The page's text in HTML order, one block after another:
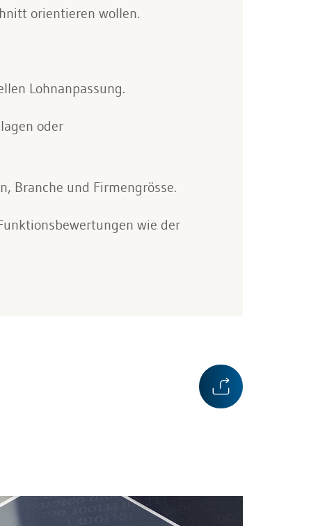
orientieren wollen.
Lohnanpassung.
oder
Branche und Firmengrösse.
wie der